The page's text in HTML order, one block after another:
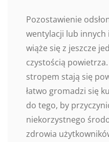
Pozostawienie
wentylacji lub
wiąże się z jeszcze
czystością
stropem stają się
łatwo gromadzi się
do tego, by
niekorzystnego
zdrowia